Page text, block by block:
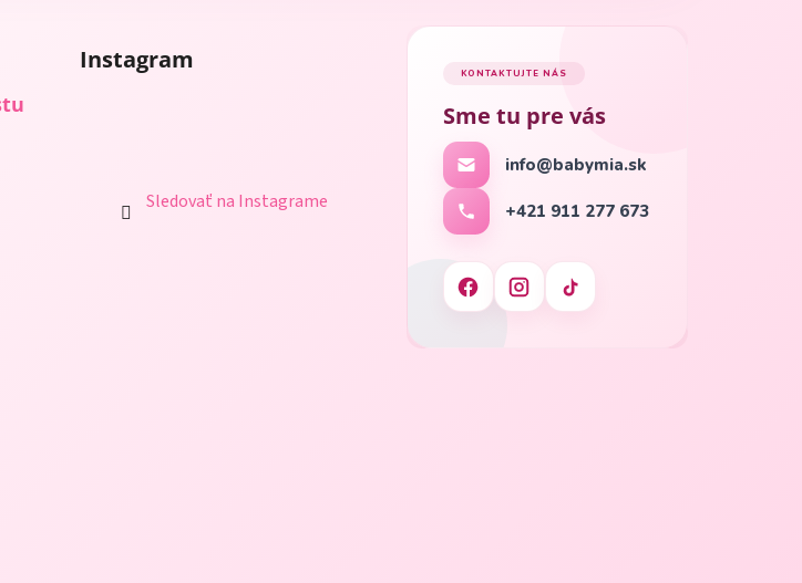
Instagram
Sledovať na Instagrame
KONTAKTUJTE NÁS
Sme tu pre vás
info@babymia.sk
+421 911 277 673